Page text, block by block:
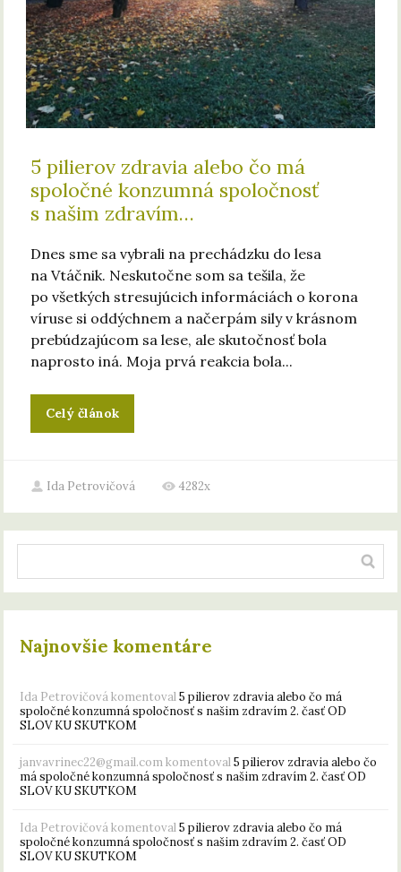
5 pilierov zdravia alebo čo má
spoločné konzumná spoločnosť
s našim zdravím…
Dnes sme sa vybrali na prechádzku do lesa
na Vtáčnik. Neskutočne som sa tešila, že
po všetkých stresujúcich informáciách o korona
víruse si oddýchnem a načerpám sily v krásnom
prebúdzajúcom sa lese, ale skutočnosť bola
naprosto iná. Moja prvá reakcia bola...
Celý článok
Ida Petrovičová 4282x
Najnovšie komentáre
Ida Petrovičovákomentoval5 pilierov zdravia alebo čo má
spoločné konzumná spoločnosť s našim zdravím 2. časť OD
SLOV KU SKUTKOM
janvavrinec22@gmail.comkomentoval5 pilierov zdravia alebo čo
má spoločné konzumná spoločnosť s našim zdravím 2. časť OD
SLOV KU SKUTKOM
Ida Petrovičovákomentoval5 pilierov zdravia alebo čo má
spoločné konzumná spoločnosť s našim zdravím 2. časť OD
SLOV KU SKUTKOM